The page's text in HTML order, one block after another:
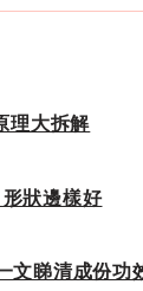
理大拆解
狀邊樣好
文睇清成份功